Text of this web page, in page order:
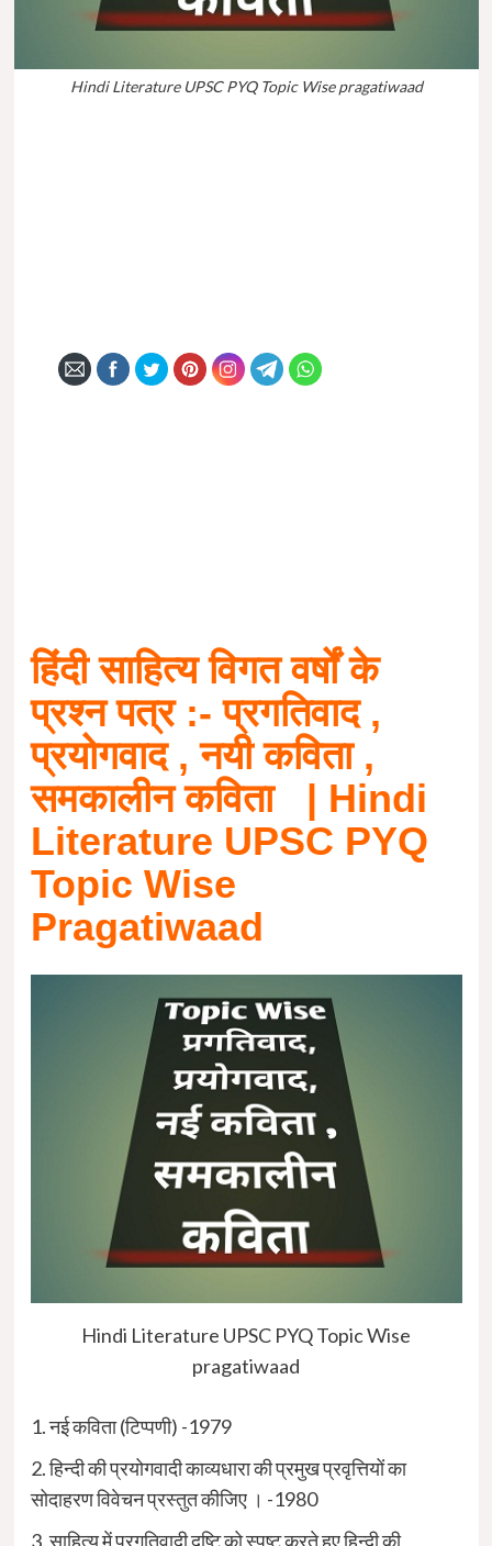
Hindi Literature UPSC PYQ Topic Wise pragatiwaad
हिंदी साहित्यविगत वर्षों के
प्रश्न पत्र :- प्रगतिवाद ,
प्रयोगवाद , नयी कविता ,
समकालीन कविता | Hindi
Literature UPSC PYQ
Topic Wise
Pragatiwaad
Hindi Literature UPSC PYQ Topic Wise
pragatiwaad
1. नई कविता (टिप्पणी) -1979
2. हिन्दी की प्रयोगवादी काव्यधारा की प्रमुख प्रवृत्तियों का
सोदाहरण विवेचन प्रस्तुत कीजिए । -1980
3. साहित्य में प्रगतिवादी दृष्टि को स्पष्ट करते हुए हिन्दी की